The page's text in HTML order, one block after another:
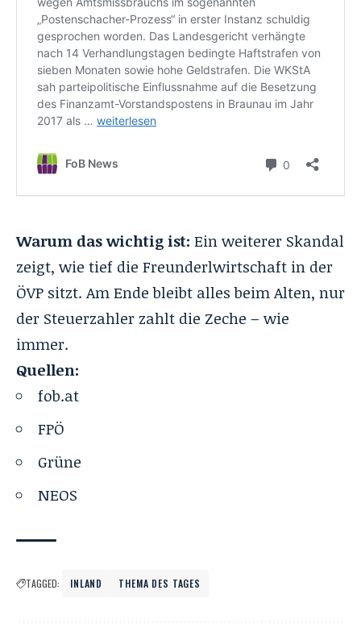
Warum das wichtig ist: Ein weiterer Skandal
zeigt, wie tief die Freunderlwirtschaft in der
ÖVP sitzt. Am Ende bleibt alles beim Alten, nur
der Steuerzahler zahlt die Zeche – wie
immer.
Quellen:
fob.at
FPÖ
Grüne
NEOS
TAGGED: INLAND THEMA DES TAGES